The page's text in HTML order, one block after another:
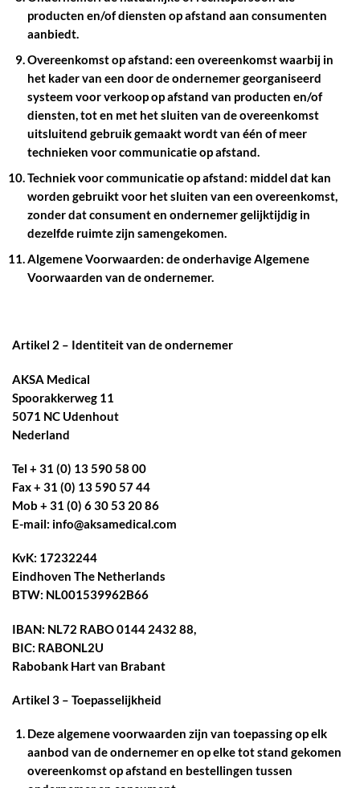
producten en/of diensten op afstand aan consumenten
aanbiedt.
Overeenkomst op afstand:een overeenkomst waarbij in
het kader van een door de ondernemer georganiseerd
systeem voor verkoop op afstand van producten en/of
diensten, tot en met het sluiten van de overeenkomst
uitsluitend gebruik gemaakt wordt van één of meer
technieken voor communicatie op afstand.
Techniek voor communicatie op afstand: middel dat kan
worden gebruikt voor het sluiten van een overeenkomst,
zonder dat consument en ondernemer gelijktijdig in
dezelfde ruimte zijn samengekomen.
Algemene Voorwaarden: de onderhavige Algemene
Voorwaarden van de ondernemer.
Artikel 2 – Identiteit van de ondernemer
AKSA Medical
Spoorakkerweg 11
5071 NC Udenhout
Nederland
Tel + 31 (0) 13 590 58 00
Fax + 31 (0) 13 590 57 44
Mob + 31 (0) 6 30 53 20 86
E-mail: info@aksamedical.com
KvK: 17232244
Eindhoven The Netherlands
BTW: NL001539962B66
IBAN: NL72 RABO 0144 2432 88,
BIC: RABONL2U
Rabobank Hart van Brabant
Artikel 3 – Toepasselijkheid
Deze algemene voorwaarden zijn van toepassing op elk
aanbod van de ondernemer en op elke tot stand gekomen
overeenkomst op afstand en bestellingen tussen